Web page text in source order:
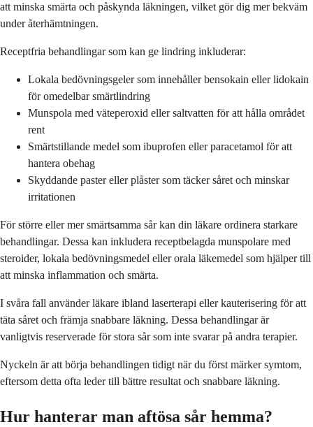
att minska smärta och påskynda läkningen, vilket gör dig mer bekväm
under återhämtningen.
Receptfria behandlingar som kan ge lindring inkluderar:
Lokala bedövningsgeler som innehåller bensokain eller lidokain
för omedelbar smärtlindring
Munspola med väteperoxid eller saltvatten för att hålla området
rent
Smärtstillande medel som ibuprofen eller paracetamol för att
hantera obehag
Skyddande paster eller plåster som täcker såret och minskar
irritationen
För större eller mer smärtsamma sår kan din läkare ordinera starkare
behandlingar. Dessa kan inkludera receptbelagda munspolare med
steroider, lokala bedövningsmedel eller orala läkemedel som hjälper till
att minska inflammation och smärta.
I svåra fall använder läkare ibland laserterapi eller kauterisering för att
täta såret och främja snabbare läkning. Dessa behandlingar är
vanligtvis reserverade för stora sår som inte svarar på andra terapier.
Nyckeln är att börja behandlingen tidigt när du först märker symtom,
eftersom detta ofta leder till bättre resultat och snabbare läkning.
Hur hanterar man aftösa sår hemma?